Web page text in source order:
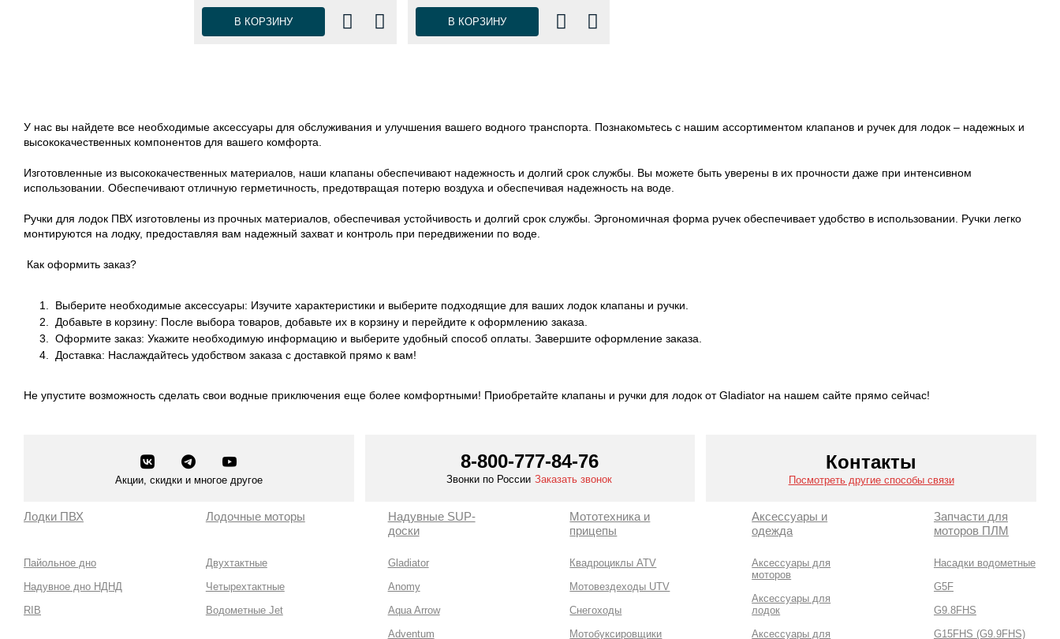
В КОРЗИНУ В КОРЗИНУ
У нас вы найдете все необходимые аксессуары для обслуживания и улучшения вашего водного транспорта. Познакомьтесь с нашим ассортиментом клапанов и ручек для лодок – надежных и
высококачественных компонентов для вашего комфорта.
Изготовленные из высококачественных материалов, наши клапаны обеспечивают надежность и долгий срок службы. Вы можете быть уверены в их прочности даже при интенсивном
использовании. Обеспечивают отличную герметичность, предотвращая потерю воздуха и обеспечивая надежность на воде.
Ручки для лодок ПВХ изготовлены из прочных материалов, обеспечивая устойчивость и долгий срок службы. Эргономичная форма ручек обеспечивает удобство в использовании. Ручки легко
монтируются на лодку, предоставляя вам надежный захват и контроль при передвижении по воде.
Как оформить заказ?
Выберите необходимые аксессуары: Изучите характеристики и выберите подходящие для ваших лодок клапаны и ручки.
Добавьте в корзину: После выбора товаров, добавьте их в корзину и перейдите к оформлению заказа.
Оформите заказ: Укажите необходимую информацию и выберите удобный способ оплаты. Завершите оформление заказа.
Доставка: Наслаждайтесь удобством заказа с доставкой прямо к вам!
Не упустите возможность сделать свои водные приключения еще более комфортными! Приобретайте клапаны и ручки для лодок от Gladiator на нашем сайте прямо сейчас!
Акции, скидки и многое другое
8-800-777-84-76
Звонки по России Заказать звонок
Контакты
Посмотреть другие способы связи
Лодки ПВХ
Пайольное дно
Надувное дно НДНД
RIB
Лодочные моторы
Двухтактные
Четырехтактные
Водометные Jet
Надувные SUP-
доски
Gladiator
Anomy
Aqua Arrow
Adventum
Мототехника и
прицепы
Квадроциклы ATV
Мотовездеходы UTV
Снегоходы
Мотобуксировщики
Аксессуары и
одежда
Аксессуары для
моторов
Аксессуары для
лодок
Аксессуары для
Запчасти для
моторов ПЛМ
Насадки водометные
G5F
G9.8FHS
G15FHS (G9.9FHS)